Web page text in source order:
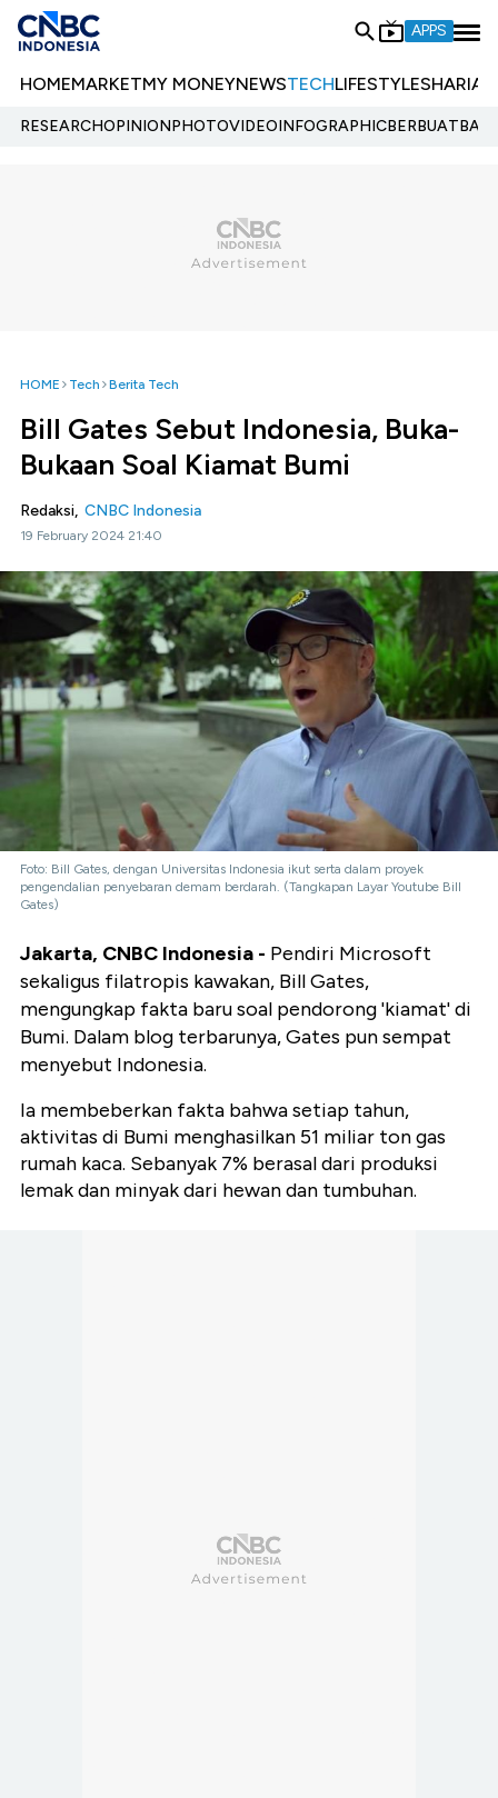
APPS
HOMEMARKETMY MONEYNEWSTECHLIFESTYLESHARIA
RESEARCHOPINIONPHOTOVIDEOINFOGRAPHIC
HOME Tech Berita Tech
Bill Gates Sebut Indonesia, Buka-
Bukaan Soal Kiamat Bumi
Redaksi, CNBC Indonesia
19 February 2024 21:40
Foto: Bill Gates, dengan Universitas Indonesia ikut serta dalam proyek
pengendalian penyebaran demam berdarah. (Tangkapan Layar Youtube Bill
Gates)
Jakarta, CNBC Indonesia - Pendiri Microsoft
sekaligus filatropis kawakan, Bill Gates,
mengungkap fakta baru soal pendorong 'kiamat' di
Bumi. Dalam blog terbarunya, Gates pun sempat
menyebut Indonesia.
Ia membeberkan fakta bahwa setiap tahun,
aktivitas di Bumi menghasilkan 51 miliar ton gas
rumah kaca. Sebanyak 7% berasal dari produksi
lemak dan minyak dari hewan dan tumbuhan.